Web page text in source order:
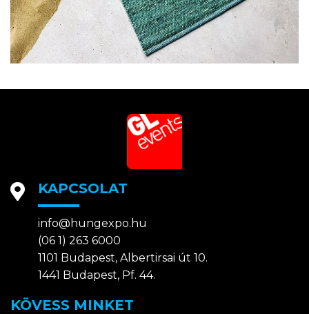
KAPCSOLAT
info@hungexpo.hu
(06 1) 263 6000
1101 Budapest, Albertirsai út 10.
1441 Budapest, Pf. 44.
KÖVESS MINKET